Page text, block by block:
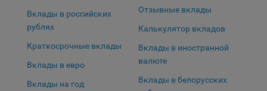
Вклады в российских
рублях
Краткосрочные вклады
Вклады в евро
Вклады на год
Отзывные вклады
Калькулятор вкладов
Вклады в иностранной
валюте
Вклады в белорусских